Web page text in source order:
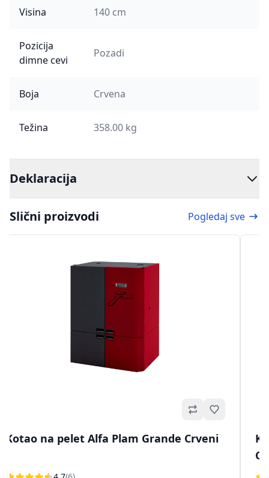
Visina 140 cm
Pozicija
dimne cevi
Pozadi
Boja Crvena
Težina 358.00 kg
Deklaracija
Slični proizvodi Pogledaj sve
Omiljeno
Kotao na pelet Alfa Plam Grande Crveni